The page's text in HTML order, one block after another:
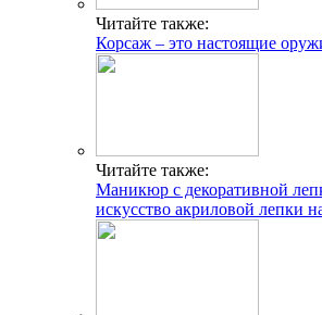
Читайте также:
Корсаж – это настоящие
Читайте также:
Маникюр с декоративной
искусство акриловой лепки